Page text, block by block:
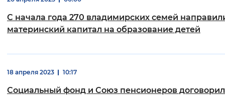
С начала года 270 владимирских семей
материнский капитал на образование детей
18 апреля 2023 10:17
Социальный фонд и Союз пенсионеров